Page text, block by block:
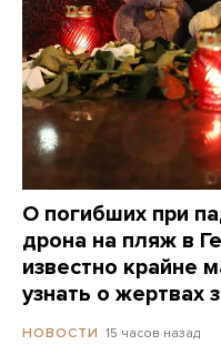
О погибших при
дрона на пляж в
известно крайне
узнать о жертвах
НОВОСТИ 15 часов назад